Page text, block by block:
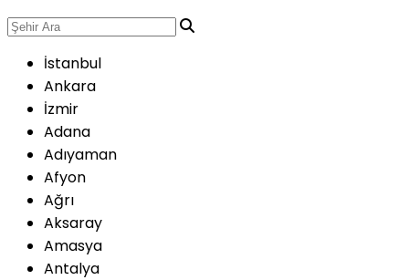
İstanbul
Ankara
İzmir
Adana
Adıyaman
Afyon
Ağrı
Aksaray
Amasya
Antalya